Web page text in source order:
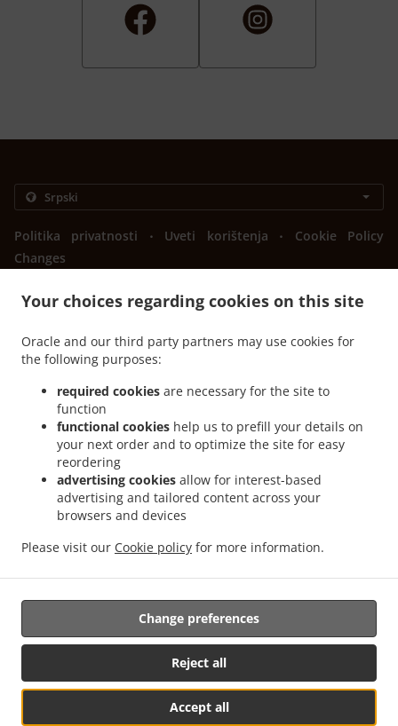
Your choices regarding cookies on this site
Oracle and our third party partners may use cookies for
the following purposes:
required cookies are necessary for the site to
function
functional cookies help us to prefill your details on
your next order and to optimize the site for easy
reordering
advertising cookies allow for interest-based
advertising and tailored content across your
browsers and devices
Please visit our Cookie policy for more information.
Accept all
Reject all
Change preferences
Politika privatnosti . Uveti korištenja .
Cookie Policy
Changes
Bulevar vojvode Stepe Stepanovića 88, Banja Luka 78000,
+387 51 439-666
Links
Jelovnik
Kontaktirajte nas
Sendviči Dostava Hrane Banja Luka Obilićevo .
Sendviči Dostava Hrane Banja Luka
Sendviči Dostava Hrane Banja Luka Mađir
Sendviči Dostava Hrane Drakulić
. Sendviči Dostava Hrane Šargovac
specijaliteti Dostava Hrane. Salate Dostava Hrane. Isporuke dostava hrane
Podržano od:
FoodBooking | support@startfoodbooking.com |